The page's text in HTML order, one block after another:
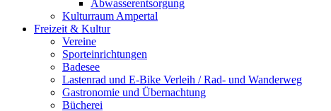
Abwasserentsorgung
Kulturraum Ampertal
Freizeit & Kultur
Vereine
Sporteinrichtungen
Badesee
Lastenrad und E-Bike Verleih / Rad- und Wanderweg
Gastronomie und Übernachtung
Bücherei